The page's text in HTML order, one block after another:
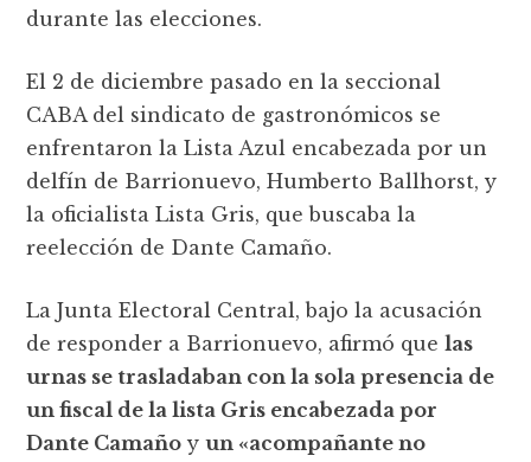
durante las elecciones.
El 2 de diciembre pasado en la seccional
CABA del sindicato de gastronómicos se
enfrentaron la Lista Azul encabezada por un
delfín de Barrionuevo, Humberto Ballhorst, y
la oficialista Lista Gris, que buscaba la
reelección de Dante Camaño.
La Junta Electoral Central, bajo la acusación
de responder a Barrionuevo, afirmó quelas
urnas se trasladaban con la sola presencia de
un fiscal de la lista Gris encabezada por
Dante Camaño yun «acompañante no